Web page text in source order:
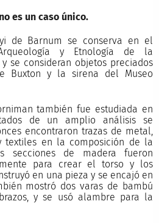
es un caso único.
de Barnum se conserva en el
y Etnología de la
se consideran objetos preciados
Buxton y la sirena del Museo
también fue estudiada en
de un amplio análisis se
encontraron trazas de metal,
textiles en la composición de la
secciones de madera fueron
para crear el torso y los
en una pieza y se encajó en
mostró dos varas de bambú
y se usó alambre para la